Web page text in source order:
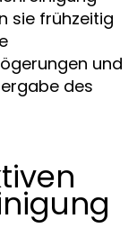
sie frühzeitig
und
des